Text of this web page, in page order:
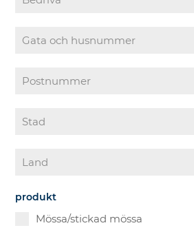
produkt
Mössa/stickad mössa